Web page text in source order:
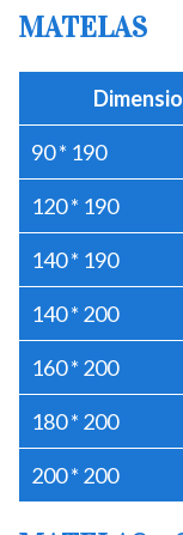
MATELAS
90 * 190
120 * 190
140 * 190
140 * 200
160 * 200
180 * 200
200 * 200